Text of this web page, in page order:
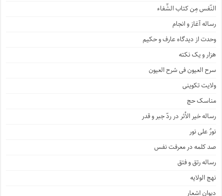
النّفس مِن کتاب الشِّفاء
رساله آغاز و انجام
وحدت از دیدگاه عارف و حکیم
هزار و یک نکته
سرح العیون فی شرح العیون
ولایت تکوینی
مناسک حج
رساله خیر الأثر در ردّ جبر و قدر
نورٌ علی نور
صد کلمه در معرفت نفس
رساله رتق و فتق
نهج الولایه
دیوان اشعار